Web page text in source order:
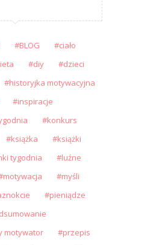
BLOG
ciało
diy
dzieci
historyjka motywacyjna
inspiracje
konkurs
książka
książki
tygodnia
luźne
motywacja
myśli
pieniądze
motywator
przepis